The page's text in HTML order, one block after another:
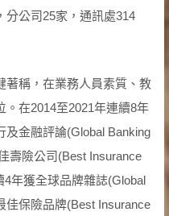
分公司25家，通訊處314
著稱，在業務人員素質、教
在2014至2021年連續8年
金融評論(Global Banking
壽險公司(Best Insurance
年獲全球品牌雜誌(Global
佳保險品牌(Best Insurance